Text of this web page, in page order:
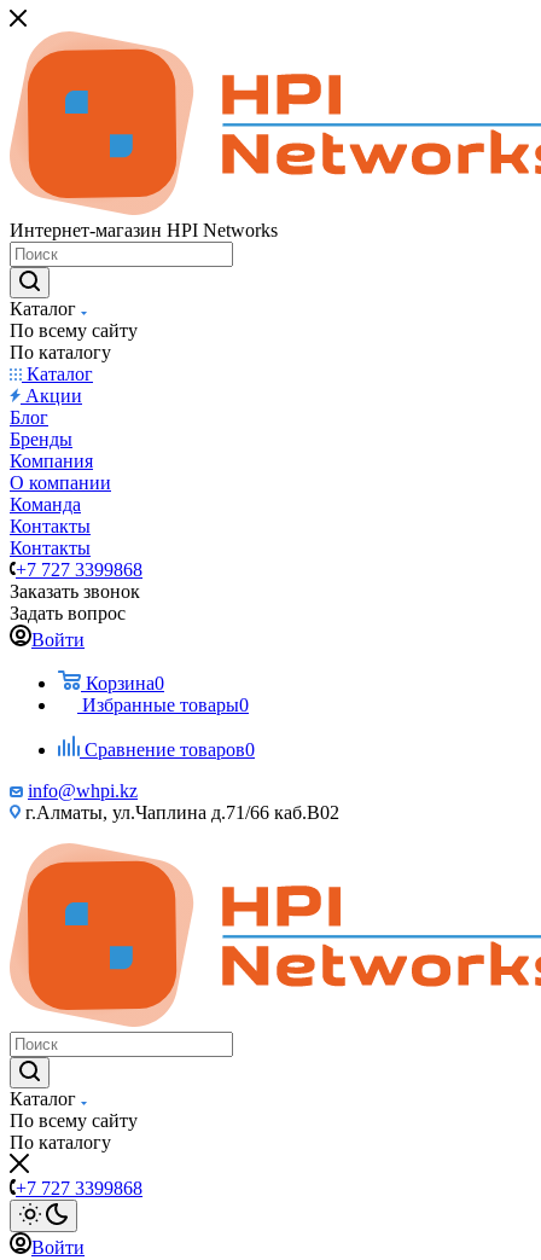
Интернет-магазин HPI Networks
Каталог
По всему сайту
По каталогу
Каталог
Акции
Блог
Бренды
Компания
О компании
Команда
Контакты
Контакты
+7 727 3399868
Заказать звонок
Задать вопрос
Войти
Корзина0
Избранные товары0
Сравнение товаров0
info@whpi.kz
г.Алматы, ул.Чаплина д.71/66 каб.B02
Каталог
По всему сайту
По каталогу
+7 727 3399868
Войти